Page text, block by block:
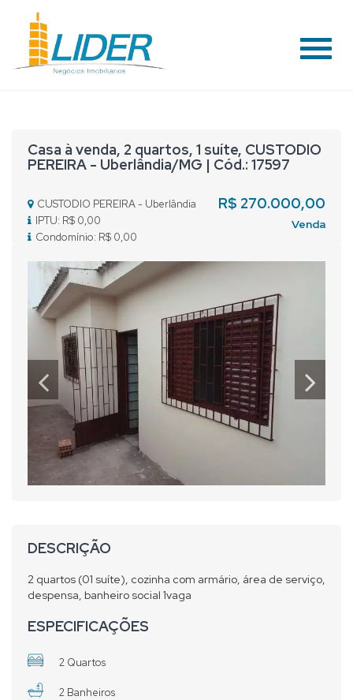
#
Casa à venda, 2 quartos, 1 suíte, CUSTODIO
PEREIRA - Uberlândia/MG | Cód.: 17597
CUSTODIO PEREIRA - Uberlândia
IPTU: R$ 0,00
Condomínio: R$ 0,00
R$ 270.000,00
Venda
Previous
DESCRIÇÃO
2 quartos (01 suíte), cozinha com armário, área de serviço,
despensa, banheiro social 1vaga
ESPECIFICAÇÕES
2 Quartos
2 Banheiros